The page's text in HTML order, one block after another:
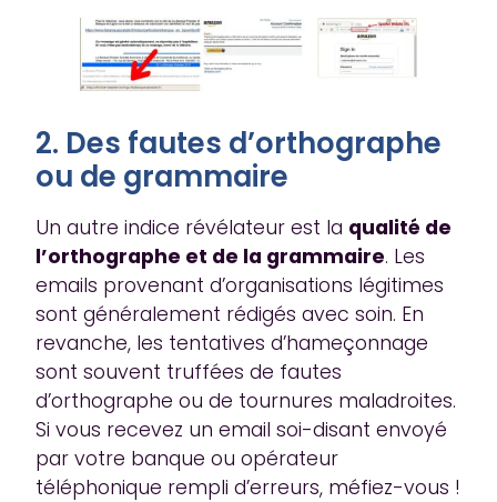
2. Des fautes d’orthographe
ou de grammaire
Un autre indice révélateur est la qualité de
l’orthographe et de la grammaire. Les
emails provenant d’organisations légitimes
sont généralement rédigés avec soin. En
revanche, les tentatives d’hameçonnage
sont souvent truffées de fautes
d’orthographe ou de tournures maladroites.
Si vous recevez un email soi-disant envoyé
par votre banque ou opérateur
téléphonique rempli d’erreurs, méfiez-vous !